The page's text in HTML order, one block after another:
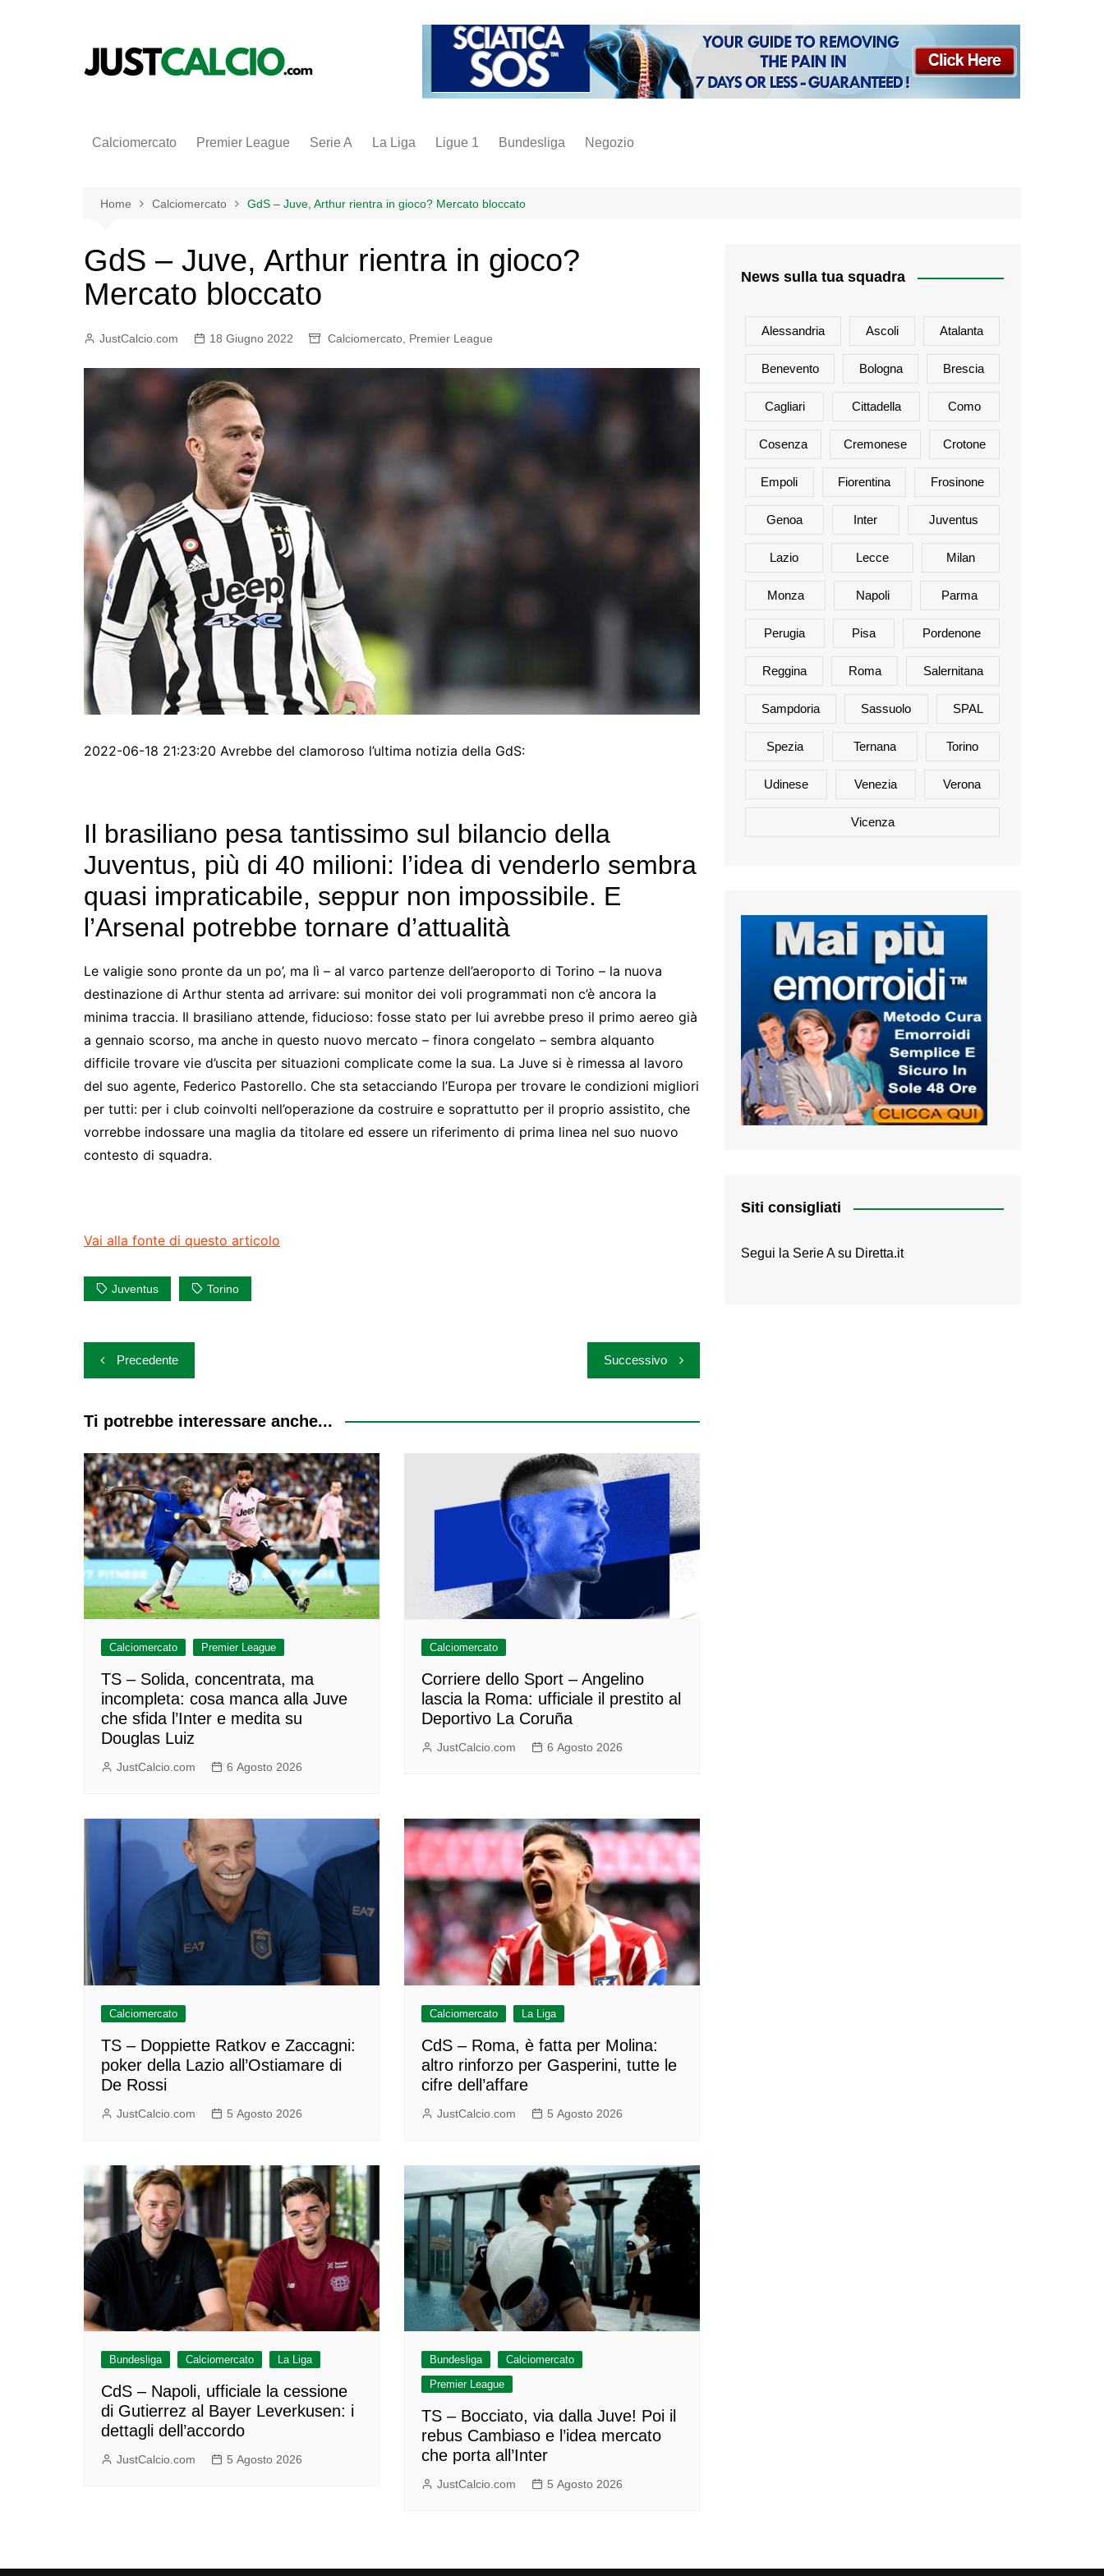
Calciomercato Premier League Serie A La Liga Ligue 1 Bundesliga Negozio
Home Calciomercato GdS – Juve, Arthur rientra in gioco? Mercato bloccato
GdS – Juve, Arthur rientra in gioco?
Mercato bloccato
JustCalcio.com 18 Giugno 2022 Calciomercato Premier League
2022-06-18 21:23:20 Avrebbe del clamoroso l’ultima notizia della GdS:
Il brasiliano pesa tantissimo sul bilancio della
Juventus, più di 40 milioni: l’idea di venderlo sembra
quasi impraticabile, seppur non impossibile. E
l’Arsenal potrebbe tornare d’attualità
Le valigie sono pronte da un po’, ma lì – al varco partenze dell’aeroporto di Torino – la nuova
destinazione di Arthur stenta ad arrivare: sui monitor dei voli programmati non c’è ancora la
minima traccia. Il brasiliano attende, fiducioso: fosse stato per lui avrebbe preso il primo aereo già
a gennaio scorso, ma anche in questo nuovo mercato – finora congelato – sembra alquanto
difficile trovare vie d’uscita per situazioni complicate come la sua. La Juve si è rimessa al lavoro
del suo agente, Federico Pastorello. Che sta setacciando l’Europa per trovare le condizioni migliori
per tutti: per i club coinvolti nell’operazione da costruire e soprattutto per il proprio assistito, che
vorrebbe indossare una maglia da titolare ed essere un riferimento di prima linea nel suo nuovo
contesto di squadra.
Vai alla fonte di questo articolo
Juventus Torino
Navigazione
articoli
Precedente Successivo
Ti potrebbe interessare anche...
Calciomercato Premier League
TS – Solida, concentrata, ma
incompleta: cosa manca alla Juve
che sfida l’Inter e medita su
Douglas Luiz
JustCalcio.com 6 Agosto 2026
Calciomercato
Corriere dello Sport – Angelino
lascia la Roma: ufficiale il prestito al
Deportivo La Coruña
JustCalcio.com 6 Agosto 2026
Calciomercato
TS – Doppiette Ratkov e Zaccagni:
poker della Lazio all’Ostiamare di
De Rossi
JustCalcio.com 5 Agosto 2026
Calciomercato La Liga
CdS – Roma, è fatta per Molina:
altro rinforzo per Gasperini, tutte le
cifre dell’affare
JustCalcio.com 5 Agosto 2026
Bundesliga Calciomercato La Liga
CdS – Napoli, ufficiale la cessione
di Gutierrez al Bayer Leverkusen: i
dettagli dell’accordo
JustCalcio.com 5 Agosto 2026
Bundesliga
Calciomercato
Premier League
TS – Bocciato, via dalla Juve! Poi il
rebus Cambiaso e l’idea mercato
che porta all’Inter
JustCalcio.com 5 Agosto 2026
News sulla tua squadra
Alessandria Ascoli Atalanta
Benevento Bologna Brescia
Cagliari Cittadella Como
Cosenza Cremonese Crotone
Empoli Fiorentina Frosinone
Genoa Inter Juventus
Lazio Lecce Milan
Monza Napoli Parma
Perugia Pisa Pordenone
Reggina Roma Salernitana
Sampdoria Sassuolo SPAL
Spezia Ternana Torino
Udinese Venezia Verona
Vicenza
Siti consigliati
Segui la Serie A su Diretta.it